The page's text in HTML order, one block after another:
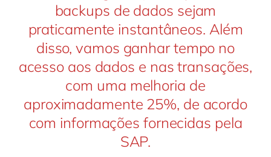
backups de dados sejam
praticamente instantâneos. Além
disso, vamos ganhar tempo no
acesso aos dados e nas transações,
com uma melhoria de
aproximadamente 25%, de acordo
com informações fornecidas pela
SAP.